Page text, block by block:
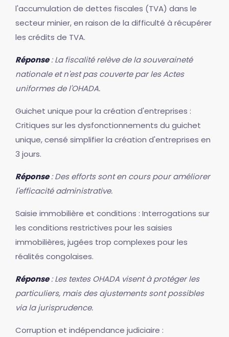
l'accumulation de dettes fiscales (TVA) dans le
secteur minier, en raison de la difficulté à récupérer
les crédits de TVA.
Réponse: La fiscalité relève de la souveraineté
nationale et n'est pas couverte par les Actes
uniformes de l'OHADA.
Guichet unique pour la création d'entreprises :
Critiques sur les dysfonctionnements du guichet
unique, censé simplifier la création d'entreprises en
3 jours.
Réponse: Des efforts sont en cours pour améliorer
l'efficacité administrative.
Saisie immobilière et conditions : Interrogations sur
les conditions restrictives pour les saisies
immobilières, jugées trop complexes pour les
réalités congolaises.
Réponse: Les textes OHADA visent à protéger les
particuliers, mais des ajustements sont possibles
via la jurisprudence.
Corruption et indépendance judiciaire :